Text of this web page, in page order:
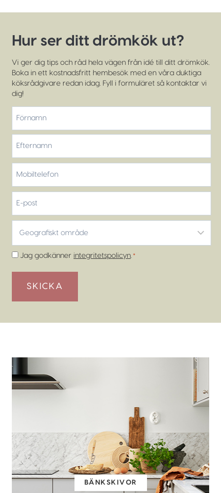
Hur ser ditt drömkök ut?
Vi ger dig tips och råd hela vägen från idé till ditt drömkök.
Boka in ett kostnadsfritt hembesök med en våra duktiga
köksrådgivare redan idag. Fyll i formuläret så kontaktar vi
dig!
Efternamn
post
område
*
Samtycke
Jag godkänner integritetspolicyn. *
BÄNKSKIVOR